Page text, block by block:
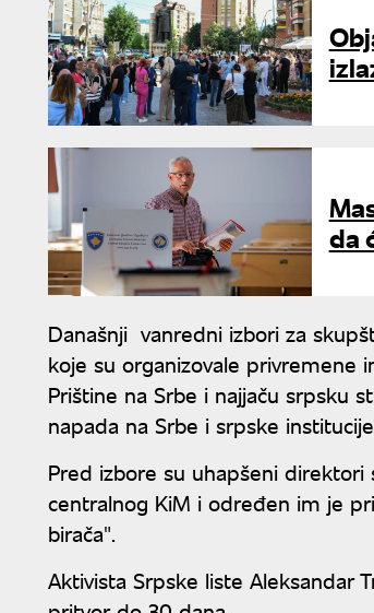
da
Današnji vanredni izbori za
koje su organizovale privremene
Prištine na Srbe i najjaču srpsku
napada na Srbe i srpske
Pred izbore su uhapšeni
centralnog KiM i određen im je
birača".
Aktivista Srpske liste Aleksandar